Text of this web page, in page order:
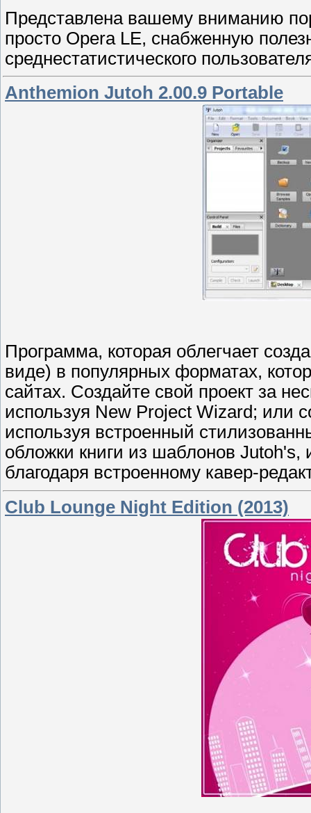
Представлена вашему вниманию
просто Opera LE, снабженную
среднестатистического
Anthemion Jutoh 2.00.9 Portable
Программа, которая облегчает
виде) в популярных форматах,
сайтах. Создайте свой проект за
используя New Project Wizard; или
используя встроенный
обложки книги из шаблонов
благодаря встроенному кавер-
Club Lounge Night Edition (2013)